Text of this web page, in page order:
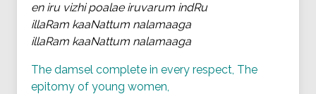
en iru vizhi poalae iruvarum indRu
illaRam kaaNattum nalamaaga
illaRam kaaNattum nalamaaga
The damsel complete in every respect, The
epitomy of young women,